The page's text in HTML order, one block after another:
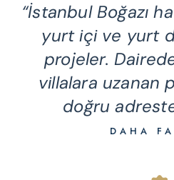
“İstanbul Boğazı
yurt içi ve yurt
projeler.
villalara uzanan
doğru
DAHA